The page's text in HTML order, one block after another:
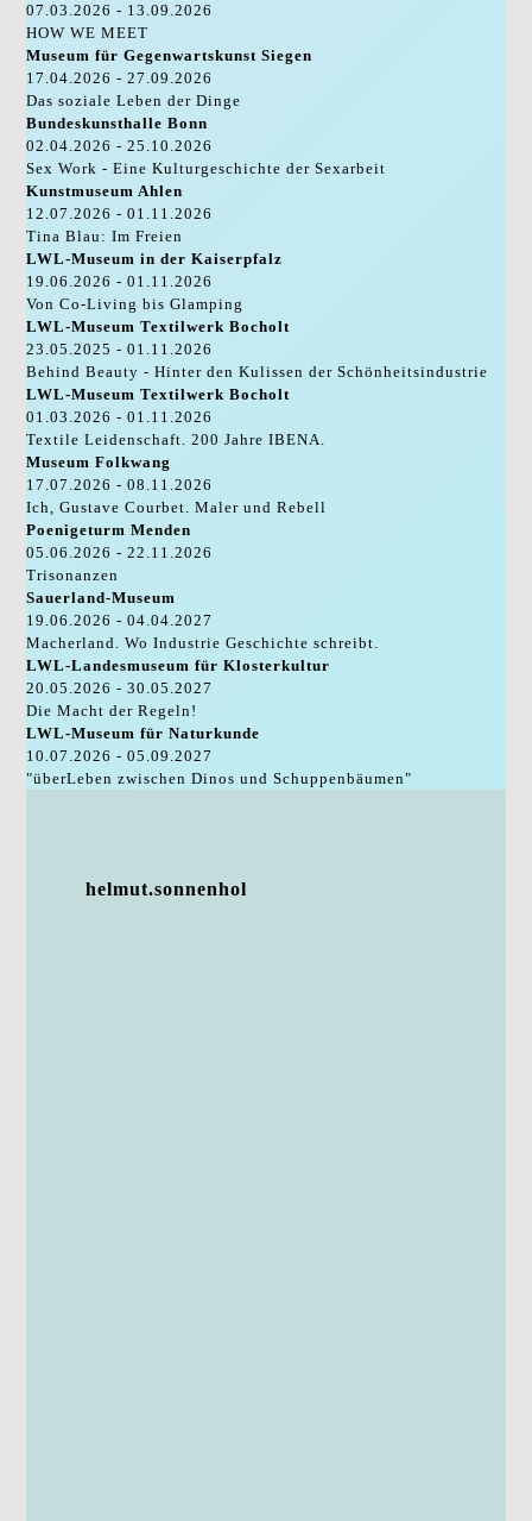
07.03.2026 - 13.09.2026
HOW WE MEET
Museum für Gegenwartskunst Siegen
17.04.2026 - 27.09.2026
Das soziale Leben der Dinge
Bundeskunsthalle Bonn
02.04.2026 - 25.10.2026
Sex Work - Eine Kulturgeschichte der Sexarbeit
Kunstmuseum Ahlen
12.07.2026 - 01.11.2026
Tina Blau: Im Freien
LWL-Museum in der Kaiserpfalz
19.06.2026 - 01.11.2026
Von Co-Living bis Glamping
LWL-Museum Textilwerk Bocholt
23.05.2025 - 01.11.2026
Behind Beauty - Hinter den Kulissen der Schönheitsindustrie
LWL-Museum Textilwerk Bocholt
01.03.2026 - 01.11.2026
Textile Leidenschaft. 200 Jahre IBENA.
Museum Folkwang
17.07.2026 - 08.11.2026
Ich, Gustave Courbet. Maler und Rebell
Poenigeturm Menden
05.06.2026 - 22.11.2026
Trisonanzen
Sauerland-Museum
19.06.2026 - 04.04.2027
Macherland. Wo Industrie Geschichte schreibt.
LWL-Landesmuseum für Klosterkultur
20.05.2026 - 30.05.2027
Die Macht der Regeln!
LWL-Museum für Naturkunde
10.07.2026 - 05.09.2027
"überLeben zwischen Dinos und Schuppenbäumen"
helmut.sonnenhol